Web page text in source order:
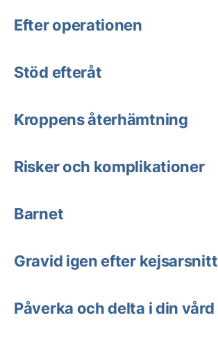
Efter operationen
Stöd efteråt
Kroppens återhämtning
Risker och komplikationer
Barnet
Gravid igen efter kejsarsnitt
Påverka och delta i din vård